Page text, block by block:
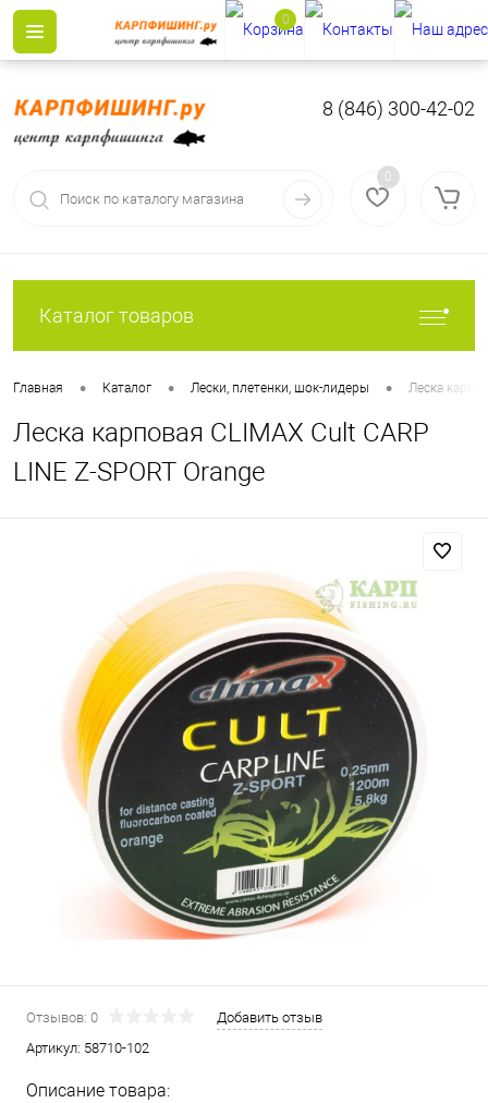
8 (846) 300-42-02
0
Каталог товаров
Главная • Каталог • Лески, плетенки, шок-лидеры • Леска
Леска карповая CLIMAX Cult CARP
LINE Z-SPORT Orange
Отзывов: 0
Добавить отзыв
Артикул: 58710-102
Описание товара:
0